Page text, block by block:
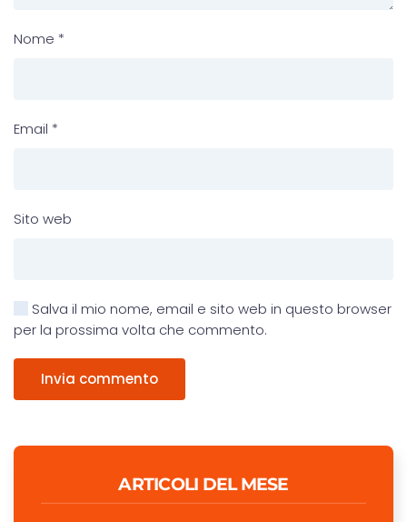
Nome *
Email *
Sito web
Salva il mio nome, email e sito web in questo browser
per la prossima volta che commento.
Invia commento
ARTICOLI DEL MESE